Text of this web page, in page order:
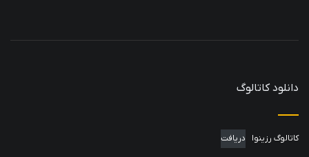
دانلود کاتالوگ
کاتالوگ رزینوا دریافت